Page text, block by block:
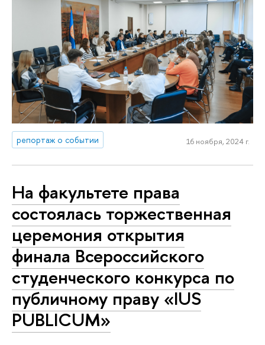
репортаж о событии 16 ноября, 2024 г.
На факультете права
состоялась торжественная
церемония открытия
финала Всероссийского
студенческого конкурса по
публичному праву «IUS
PUBLICUM»